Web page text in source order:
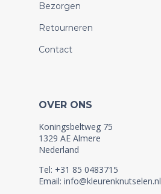
Bezorgen
Retourneren
Contact
OVER ONS
Koningsbeltweg 75
1329 AE Almere
Nederland
Tel: +31 85 0483715
Email: info@kleurenknutselen.nl